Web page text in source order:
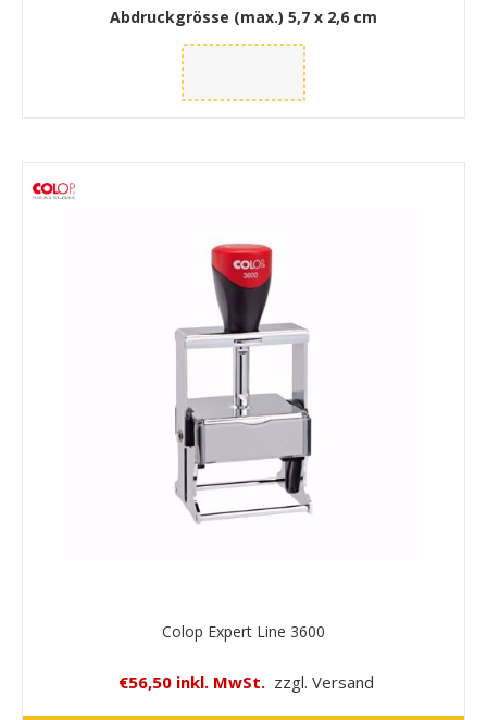
Abdruckgrösse (max.) 5,7 x 2,6 cm
Colop Expert Line 3600
€56,50 inkl. MwSt. zzgl. Versand